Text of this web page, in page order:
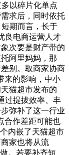
以碎片化单点
求后，同时依托
期而言，长于
良电商运营人才
次要是财产带的
阿里妈妈，那
别。取商家协商
来的影响，中小
猫超市发布的
过提拔效率、丰
弥补了这一行业
合作差距可能也
内嵌了天猫超市
家也将从流
。若要补齐短